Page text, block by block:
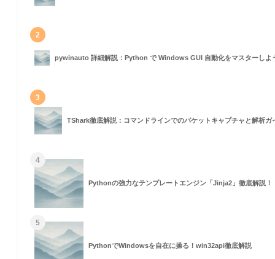
2
pywinauto 詳細解説：Python で Windows GUI 自動化をマスターしよ
3
TShark徹底解説：コマンドラインでのパケットキャプチャと解析ガ
4
Pythonの強力なテンプレートエンジン「Jinja2」徹底解説！
5
PythonでWindowsを自在に操る！win32api徹底解説